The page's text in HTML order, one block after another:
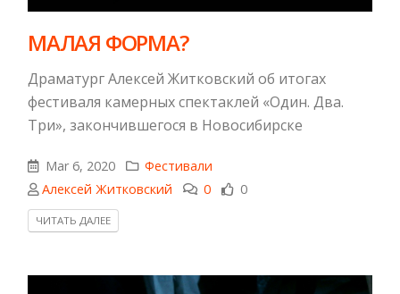
МАЛАЯ ФОРМА?
Драматург Алексей Житковский об итогах
фестиваля камерных спектаклей «Один. Два.
Три», закончившегося в Новосибирске
Mar 6, 2020
Фестивали
Алексей Житковский
0 0
ЧИТАТЬ ДАЛЕЕ